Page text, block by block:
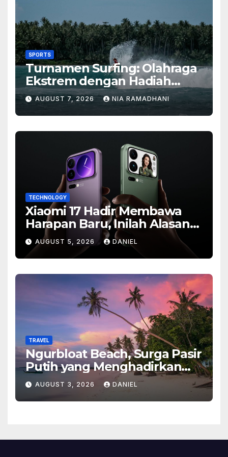
SPORTS
Turnamen Surfing: Olahraga
Ekstrem dengan Hadiah
Besar
AUGUST 7, 2026 NIA RAMADHANI
TECHNOLOGY
Xiaomi 17 Hadir Membawa
Harapan Baru, Inilah Alasan
Banyak Orang Menantikan
Ponsel Flagship Ini
AUGUST 5, 2026 DANIEL
TRAVEL
Ngurbloat Beach, Surga Pasir
Putih yang Menghadirkan
Ketenangan dan Pesona
Alam Tak Terlupakan
AUGUST 3, 2026 DANIEL